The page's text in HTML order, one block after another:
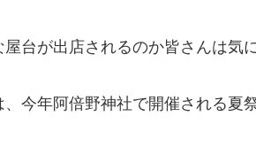
台が出店されるのか皆さんは気
、今年阿倍野神社で開催される夏